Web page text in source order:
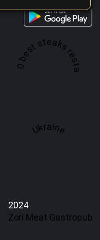
A top 100 best steaks restaurant in
Ukraine
2024
Zori Meat Gastropub